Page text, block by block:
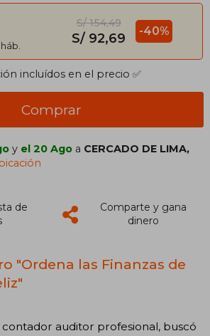
S/ 154,49
S/ 92,69 -40%
incluídos en el precio ✅
Comprar
y el 20 Ago a CERCADO DE LIMA,
de
Comparte y gana
dinero
"Ordena las Finanzas de
auditor profesional, buscó